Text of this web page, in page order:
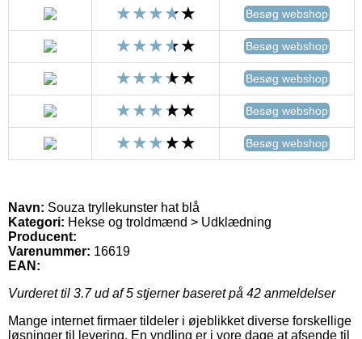
Besøg webshop
Besøg webshop
Besøg webshop
Besøg webshop
Besøg webshop
Navn: Souza tryllekunster hat blå
Kategori: Hekse og troldmænd > Udklædning
Producent:
Varenummer: 16619
EAN:
Vurderet til 3.7ud af 5 stjerner baseret på 42 anmeldelser
Mange internet firmaer tildeler i øjeblikket diverse forskellige
løsninger til levering. En yndling er i vore dage at afsende til